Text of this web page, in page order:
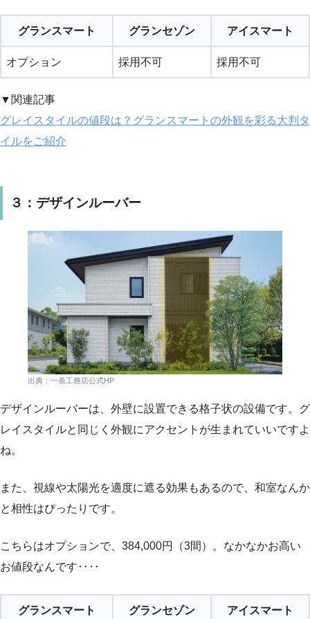
グランスマート グランセゾン アイスマート
オプション 採用不可 採用不可
▼関連記事
グレイスタイルの値段は？グランスマートの外観を彩る大判タ
イルをご紹介
３：デザインルーバー
出典：一条工務店公式HP
デザインルーバーは、外壁に設置できる格子状の設備です。グ
レイスタイルと同じく外観にアクセントが生まれていいですよ
ね。
また、視線や太陽光を適度に遮る効果もあるので、和室なんか
と相性はぴったりです。
こちらはオプションで、384,000円（3間）。なかなかお高い
お値段なんです‥‥
グランスマート グランセゾン アイスマート